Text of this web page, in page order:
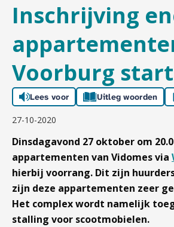
Inschrijving
Voorburg
Lees voor Uitleg woorden
27-10-2020
Dinsdagavond 27 oktober om
appartementen van Vidomes via
hierbij voorrang. Dit zijn
zijn deze appartementen zeer
Het complex wordt namelijk
stalling voor scootmobielen.